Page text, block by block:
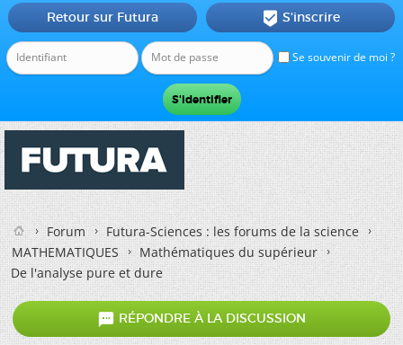
Se souvenir de moi ?
Retour sur Futura  S'inscrire
Forum
Futura-Sciences : les forums de la science
MATHEMATIQUES
Mathématiques du supérieur
De l'analyse pure et dure
 RÉPONDRE À LA DISCUSSION